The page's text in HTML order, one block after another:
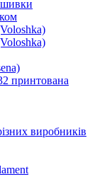
принтована
виробників